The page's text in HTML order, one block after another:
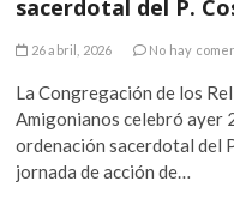
sacerdotal del P.
26 abril, 2026 No hay
La Congregación de los
Amigonianos celebró ayer
ordenación sacerdotal del
jornada de acción de…